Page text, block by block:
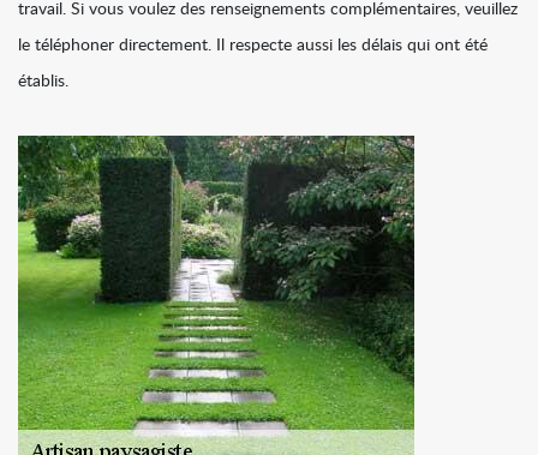
travail. Si vous voulez des renseignements complémentaires, veuillez
le téléphoner directement. Il respecte aussi les délais qui ont été
établis.